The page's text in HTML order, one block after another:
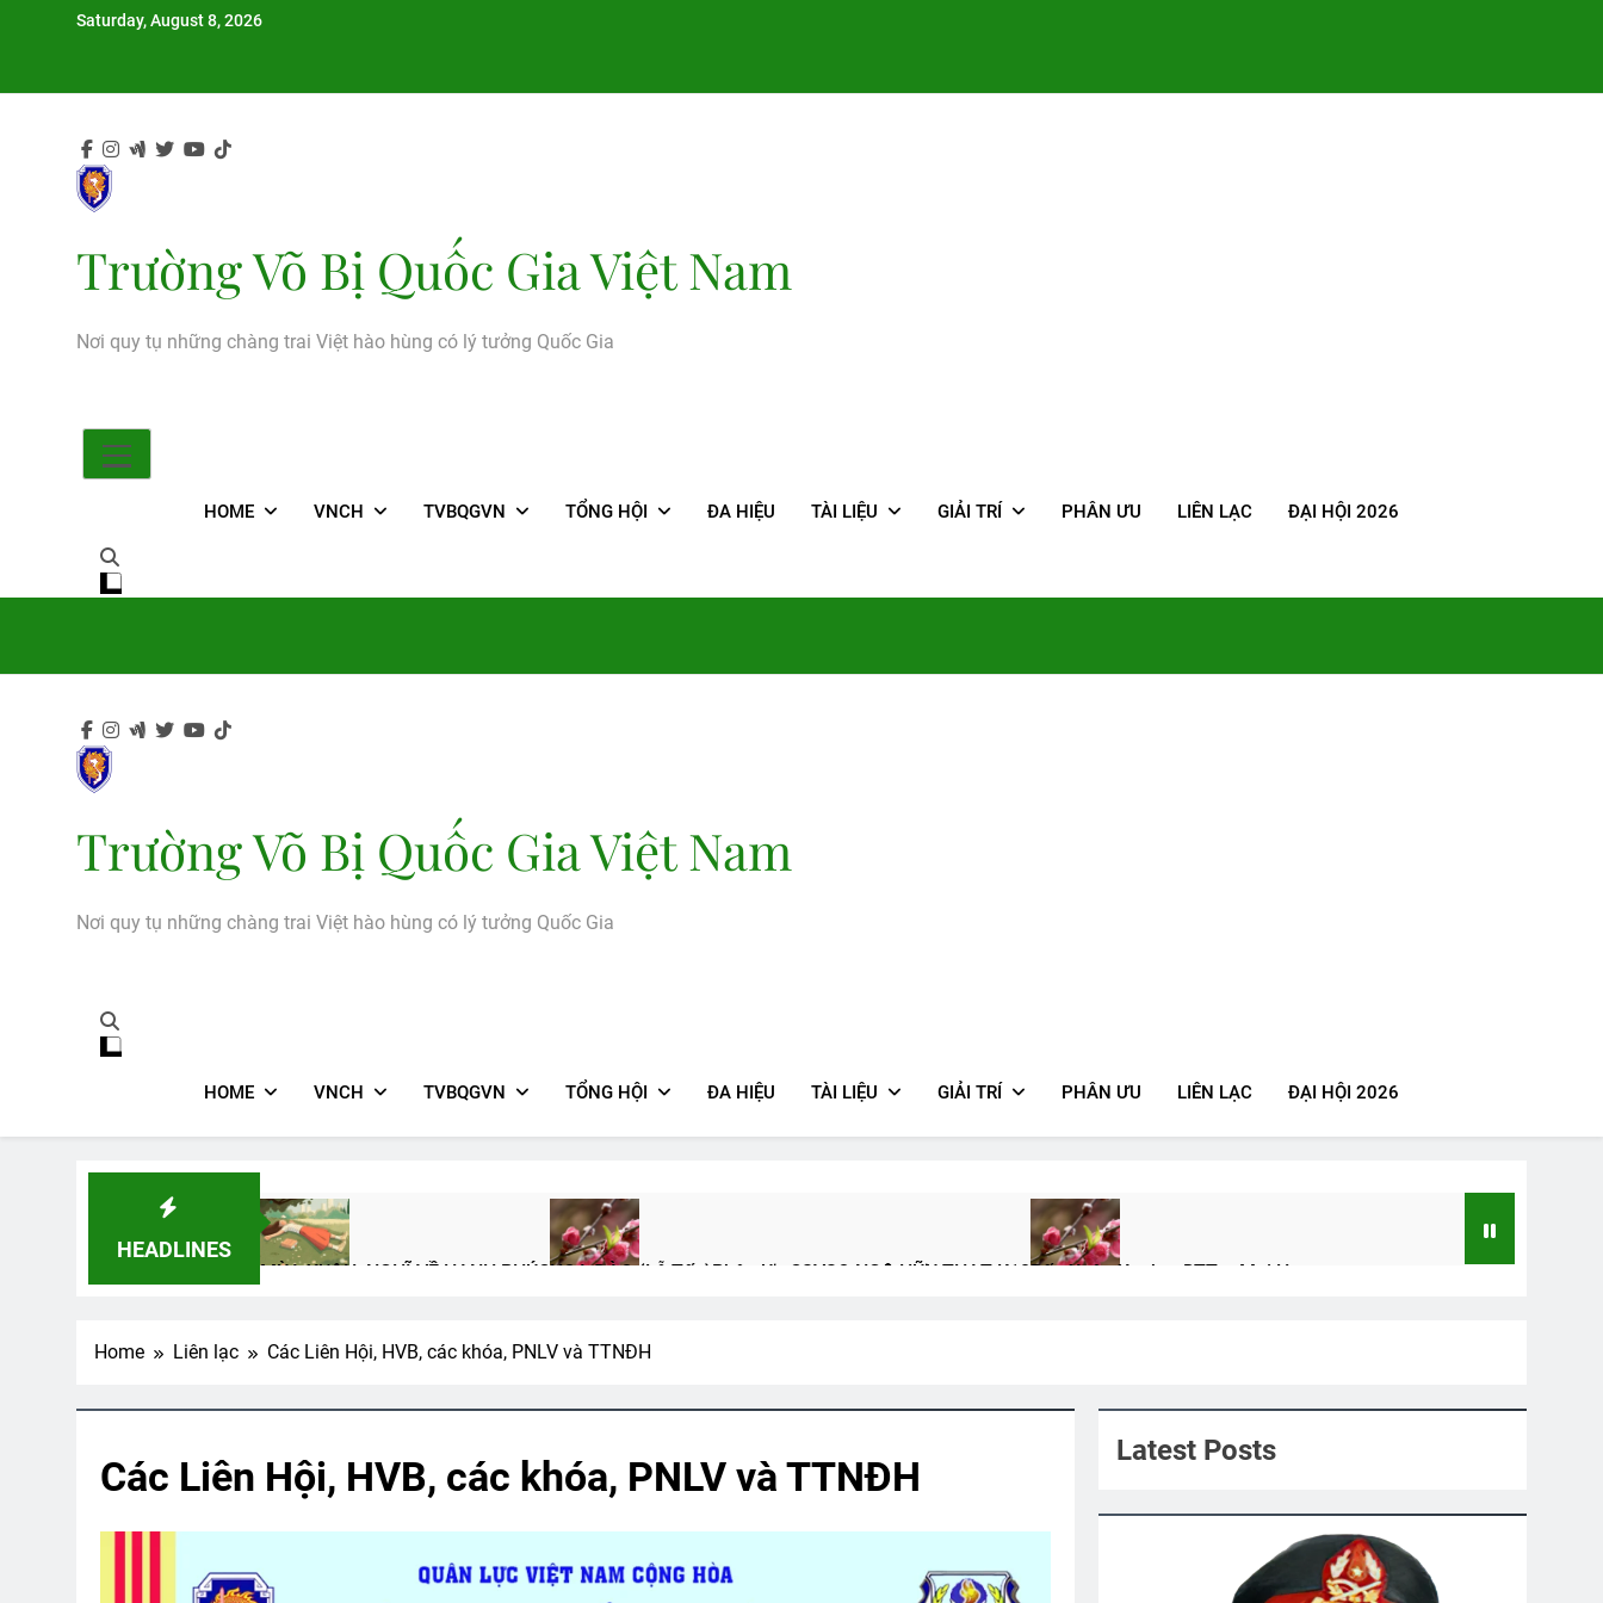
Saturday, August 8, 2026
Trường Võ Bị Quốc Gia Việt Nam
Nơi quy tụ những chàng trai Việt hào hùng có lý tưởng Quốc Gia
HOME VNCH TVBQGVN TỔNG HỘI ĐA HIỆU TÀI LIỆU GIẢI TRÍ PHÂN ƯU LIÊN LẠC ĐẠI HỘI 2026
Trường Võ Bị Quốc Gia Việt Nam
Nơi quy tụ những chàng trai Việt hào hùng có lý tưởng Quốc Gia
HOME VNCH TVBQGVN TỔNG HỘI ĐA HIỆU TÀI LIỆU GIẢI TRÍ PHÂN ƯU LIÊN LẠC ĐẠI HỘI 2026
HEADLINES
MÙA XUÂN, NGHĨ VỀ HẠNH PHÚCHOA ĐÀO (Lỗ Tấn) Phân Ưu CSVSQ NGÔ HỮU THẠT K18Bến Xuân Xanh – DTT – Mai Hương
3 Years Ago 3 Years Ago 2 Years Ago 2 Years Ago 3 Years Ago
Vietnam War – Tiếng Việt
2 Years Ago
Thăm NT Mai Vĩnh Phú K22
2 Years Ago 2 Years Ago 2 Years Ago
Home Liên lạc Các Liên Hội, HVB, các khóa, PNLV và TTNĐH
Các Liên Hội, HVB, các khóa, PNLV và TTNĐH
Latest Posts